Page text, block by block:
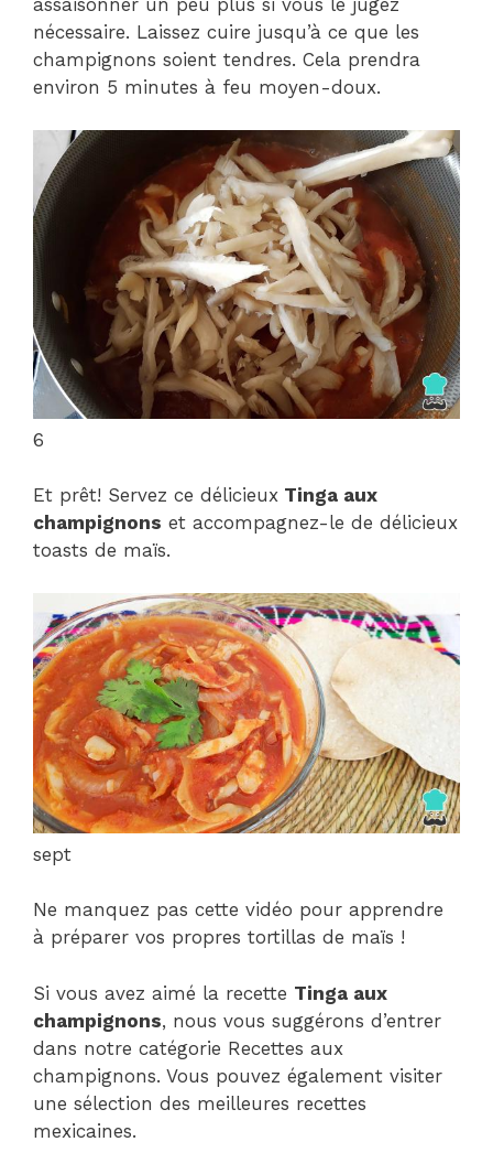
assaisonner un peu plus si vous le jugez
nécessaire. Laissez cuire jusqu’à ce que les
champignons soient tendres. Cela prendra
environ 5 minutes à feu moyen-doux.
6
Et prêt! Servez ce délicieux Tinga aux
champignons et accompagnez-le de délicieux
toasts de maïs.
sept
Ne manquez pas cette vidéo pour apprendre
à préparer vos propres tortillas de maïs !
Si vous avez aimé la recette Tinga aux
champignons, nous vous suggérons d’entrer
dans notre catégorie Recettes aux
champignons. Vous pouvez également visiter
une sélection des meilleures recettes
mexicaines.